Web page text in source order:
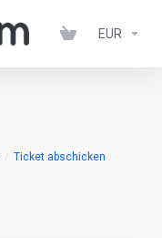
EUR
Ticket abschicken